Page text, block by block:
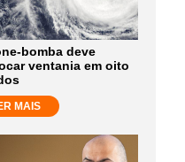
bomba deve
ventania em oito
MAIS